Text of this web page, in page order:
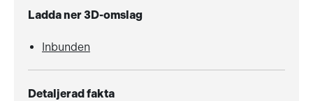
Ladda ner 3D-omslag
Inbunden
Detaljerad fakta